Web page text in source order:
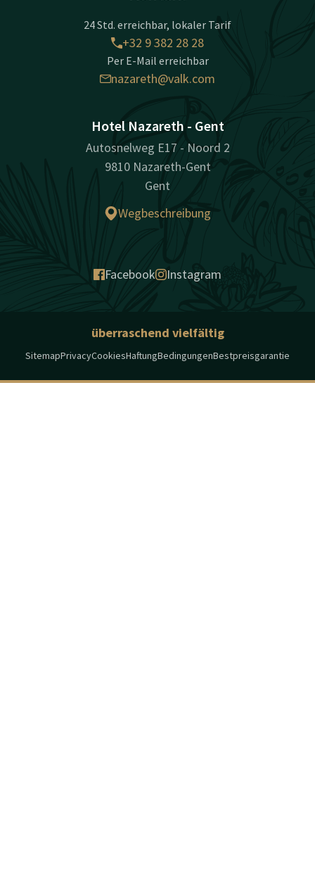
24 Std. erreichbar, lokaler Tarif
+32 9 382 28 28
Per E-Mail erreichbar
nazareth@valk.com
Hotel Nazareth - Gent
Autosnelweg E17 - Noord 2
9810 Nazareth-Gent
Gent
Wegbeschreibung
Facebook Instagram
überraschend vielfältig
SitemapPrivacyCookiesHaftungBedingungenBestpreisgarantie